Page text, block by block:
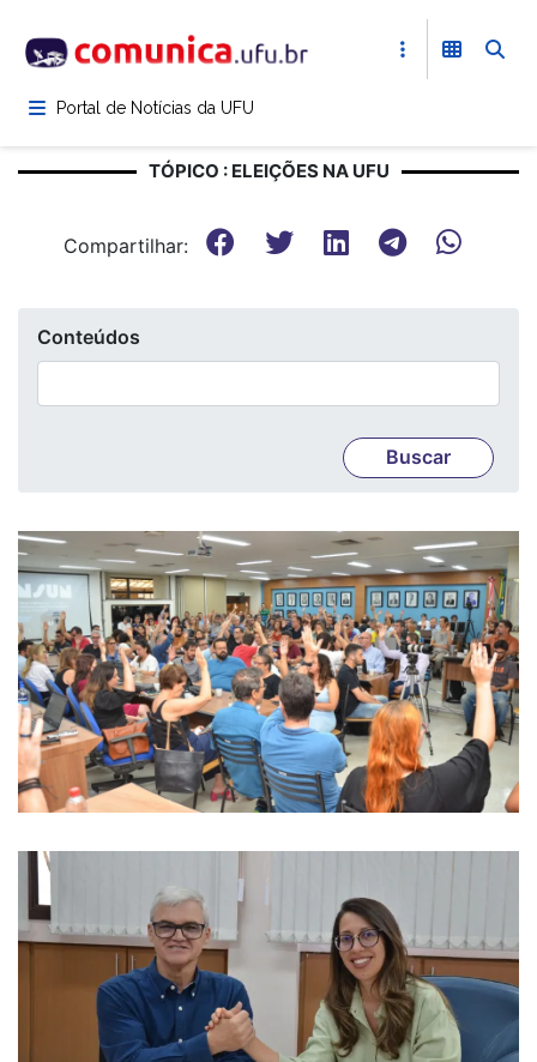
para
conteúdoPortal de Notícias da UFU
TÓPICO : ELEIÇÕES NA UFU
Compartilhar:
Conteúdos